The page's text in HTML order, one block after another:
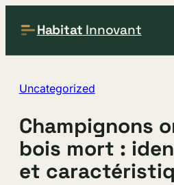
Habitat Innovant
Uncategorized
Champignons
bois mort :
et